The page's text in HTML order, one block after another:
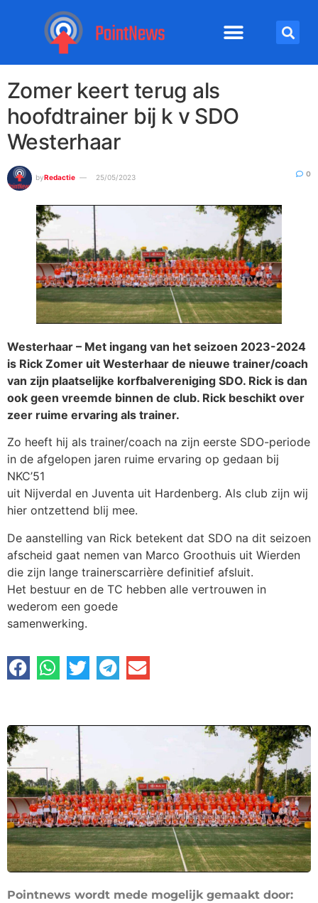
Zomer keert terug als
hoofdtrainer bij k v SDO
Westerhaar
byRedactie 25/05/2023 0
Westerhaar – Met ingang van het seizoen 2023-2024
is Rick Zomer uit Westerhaar de nieuwe trainer/coach
van zijn plaatselijke korfbalvereniging SDO. Rick is dan
ook geen vreemde binnen de club. Rick beschikt over
zeer ruime ervaring als trainer.
Zo heeft hij als trainer/coach na zijn eerste SDO-periode
in de afgelopen jaren ruime ervaring op gedaan bij
NKC’51
uit Nijverdal en Juventa uit Hardenberg. Als club zijn wij
hier ontzettend blij mee.
De aanstelling van Rick betekent dat SDO na dit seizoen
afscheid gaat nemen van Marco Groothuis uit Wierden
die zijn lange trainerscarrière definitief afsluit.
Het bestuur en de TC hebben alle vertrouwen in
wederom een goede
samenwerking.
Pointnews wordt mede mogelijk gemaakt door: